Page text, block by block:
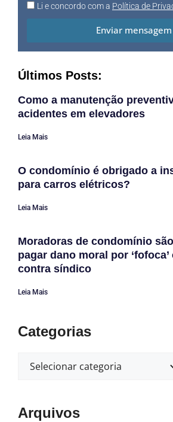
Li e concordo com a Política de
Enviar mensagem
Últimos Posts:
Como a manutenção
acidentes em elevadores
Leia Mais
O condomínio é obrigado a
para carros elétricos?
Leia Mais
Moradoras de condomínio
pagar dano moral por
contra síndico
Leia Mais
Categorias
Arquivos